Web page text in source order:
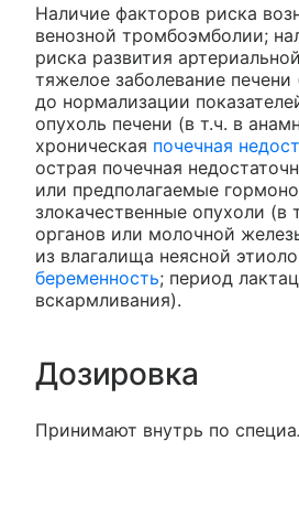
Наличие факторов риска
венозной тромбоэмболии;
риска развития
тяжелое заболевание печени
до нормализации
опухоль печени (в т.ч. в
хроническая почечная
острая почечная
или предполагаемые
злокачественные опухоли (в
органов или молочной
из влагалища неясной
беременность; период
вскармливания).
Дозировка
Принимают внутрь по